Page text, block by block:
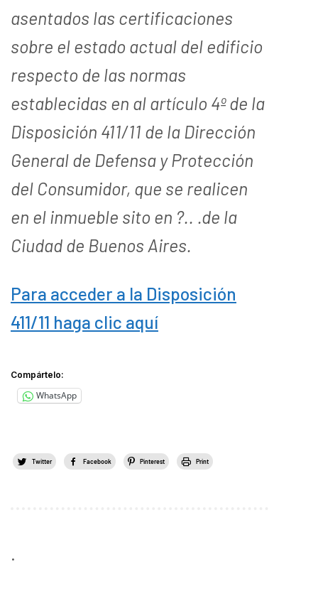
asentados las certificaciones
sobre el estado actual del edificio
respecto de las normas
establecidas en al artículo 4º de la
Disposición 411/11 de la Dirección
General de Defensa y Protección
del Consumidor, que se realicen
en el inmueble sito en ?.. .de la
Ciudad de Buenos Aires.
Para acceder a la Disposición
411/11 haga clic aquí
Compártelo:
WhatsApp
Twitter Facebook Pinterest Print
.